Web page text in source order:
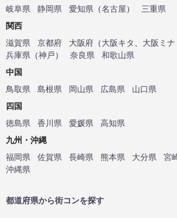
岐阜県
静岡県 愛知県 （名古屋）
三重県
関西
滋賀県
京都府 大阪府 （大阪キタ 大阪ミナ
兵庫県 （神戸） 奈良県
和歌山県
中国
鳥取県
島根県 岡山県 広島県
山口県
四国
徳島県
香川県 愛媛県
高知県
九州・沖縄
福岡県
佐賀県 長崎県 熊本県 大分県 宮
沖縄県
都道府県から街コンを探す